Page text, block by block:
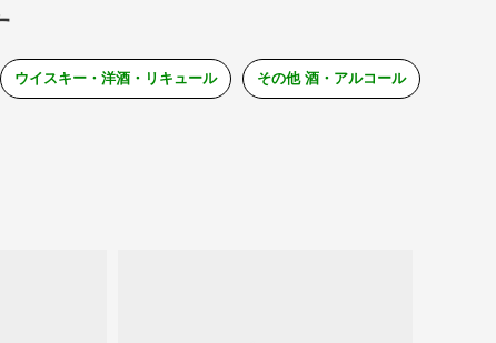
ウイスキー・洋酒・リキュール その他 酒・アルコール